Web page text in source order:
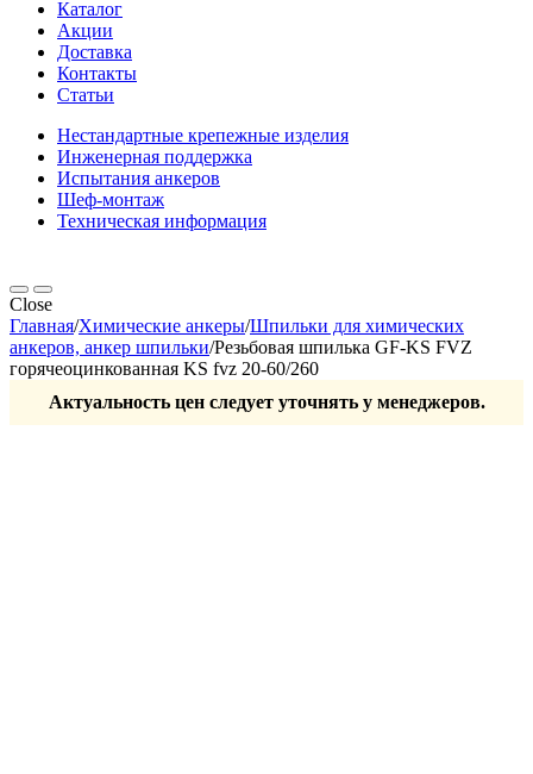
Каталог
Акции
Доставка
Контакты
Статьи
Нестандартные крепежные изделия
Инженерная поддержка
Испытания анкеров
Шеф-монтаж
Техническая информация
Close
Главная/Химические анкеры/Шпильки для химических
анкеров, анкер шпильки/Резьбовая шпилька GF-KS FVZ
горячеоцинкованная KS fvz 20-60/260
Актуальность цен следует уточнять у менеджеров.